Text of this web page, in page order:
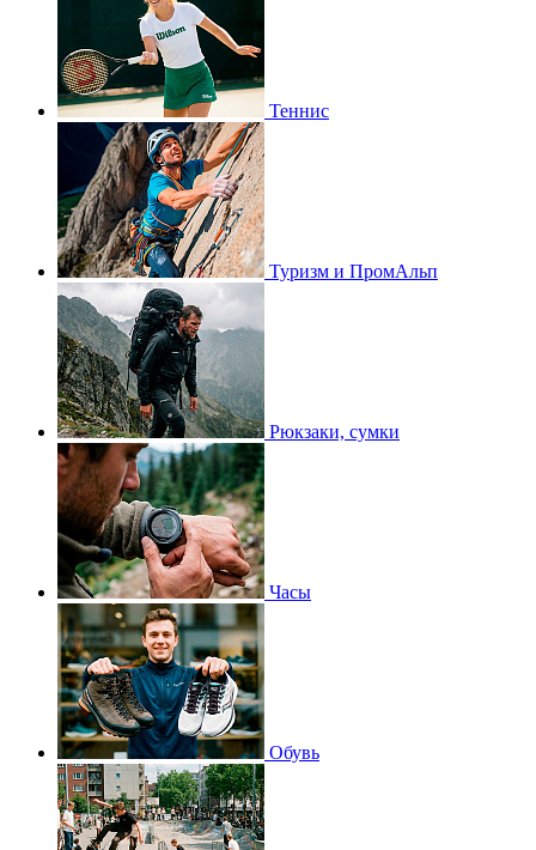
Теннис
Туризм и ПромАльп
Рюкзаки, сумки
Часы
Обувь